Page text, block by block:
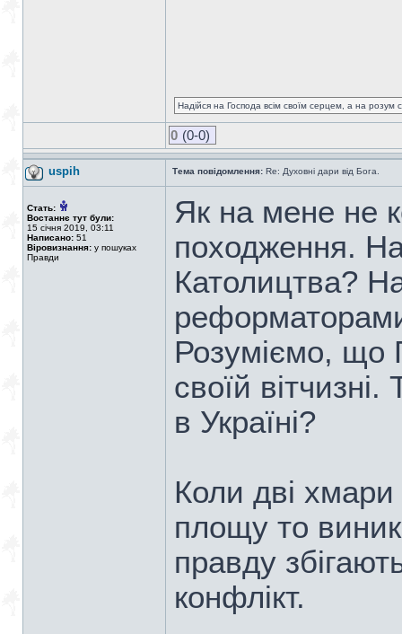
Надійся на Господа всім своїм серцем, а на розум
0 (0-0)
uspih Тема повідомлення: Re: Духовні дари від Бога.
Стать:
Востаннє тут були:
15 січня 2019, 03:11
Написано: 51
Віровизнання: у пошуках
Правди
Як на мене не
походження.
Католицтва?
Розуміємо, що
своїй
в Україні?
Коли дві хмари
площу то
правду
конфлікт.